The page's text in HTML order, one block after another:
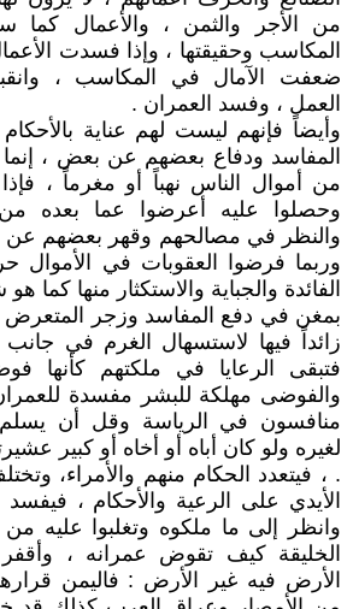
من الأجر والثمن ، والأعمال
المكاسب وحقيقتها ، وإذا فسدت
ضعفت الآمال في المكاسب ،
العمل ، وفسد العمران .
وأيضاً فإنهم ليست لهم عناية
المفاسد ودفاع بعضهم عن بعض ، إنما
من أموال الناس نهباً أو مغرماً ،
وحصلوا عليه أعرضوا عما بعده من
والنظر في مصالحهم وقهر بعضهم عن
وربما فرضوا العقوبات في
الفائدة والجباية والاستكثار منها كما
بمغن في دفع المفاسد وزجر المتعرض
زائداً فيها لاستسهال الغرم في
فتبقى الرعايا في ملكتهم
والفوضى مهلكة للبشر مفسدة
منافسون في الرياسة وقل أن يسلم
لغيره ولو كان أباه أو أخاه أو كبير
. ، فيتعدد الحكام منهم والأمراء،
الأيدي على الرعية والأحكام ،
وانظر إلى ما ملكوه وتغلبوا عليه
الخليقة كيف تقوض عمرانه ،
الأرض فيه غير الأرض : فاليمن